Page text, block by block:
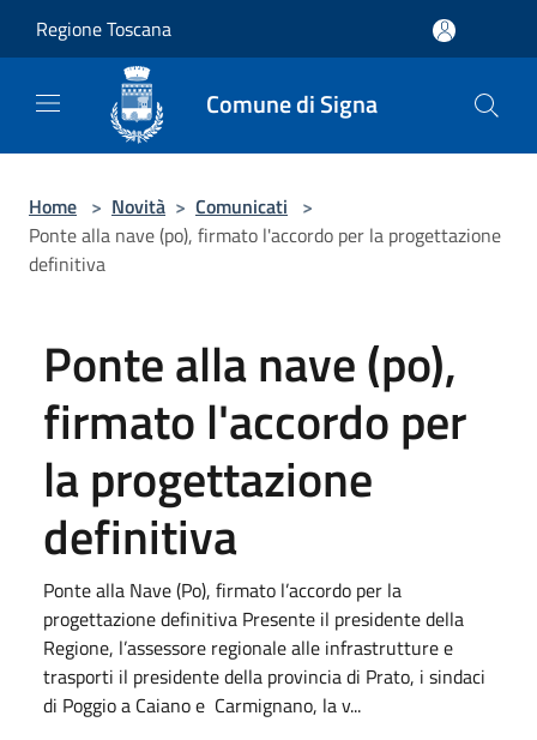
Regione Toscana
Comune di Signa
Home > Novità > Comunicati >
Ponte alla nave (po), firmato l'accordo per la progettazione
definitiva
Ponte alla nave (po),
firmato l'accordo per
la progettazione
definitiva
Ponte alla Nave (Po), firmato l’accordo per la
progettazione definitiva Presente il presidente della
Regione, l’assessore regionale alle infrastrutture e
trasporti il presidente della provincia di Prato, i sindaci
di Poggio a Caiano e Carmignano, la v...